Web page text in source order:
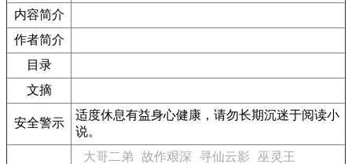
内容简介
作者简介
目录
文摘
安全警示
适度休息有益身心健康，请勿长期沉迷于阅读小
说。
大哥二弟 故作艰深 寻仙云影
巫灵王